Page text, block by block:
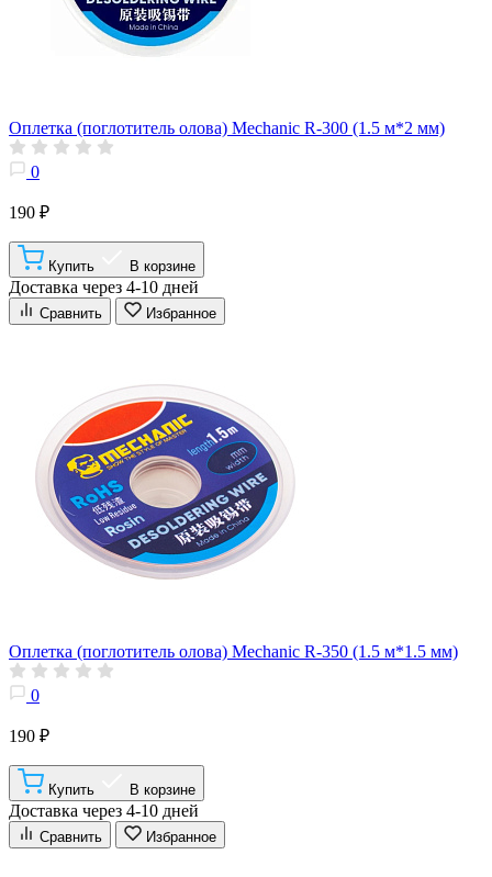
Оплетка (поглотитель олова) Mechanic R-300 (1.5 м*2 мм)
0
190 ₽
Купить В корзине
Доставка через 4-10 дней
Сравнить Избранное
Оплетка (поглотитель олова) Mechanic R-350 (1.5 м*1.5 мм)
0
190 ₽
Купить В корзине
Доставка через 4-10 дней
Сравнить Избранное